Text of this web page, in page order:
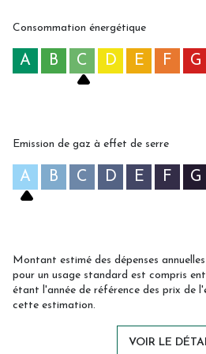
Consommation énergétique
A B C D E F G
Emission de gaz à effet de serre
A B C D E F G
Montant estimé des dépenses
pour un usage standard est compris
étant l'année de référence des prix de
cette estimation.
VOIR LE